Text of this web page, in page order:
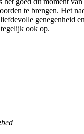
het goed dit moment van
te brengen. Het
genegenheid
ook op.